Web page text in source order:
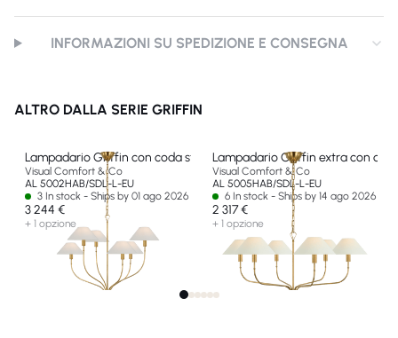
INFORMAZIONI SU SPEDIZIONE E CONSEGNA
ALTRO DALLA SERIE GRIFFIN
Lampadario Griffin con coda stagggered grande
Visual Comfort & Co
AL 5002HAB/SDL-L-EU
3 In stock - Ships by 01 ago 2026
3 244 €
+ 1 opzione
Lampadario Griffin extra con
Visual Comfort & Co
AL 5005HAB/SDL-L-EU
6 In stock - Ships by 14 ago 2026
2 317 €
+ 1 opzione